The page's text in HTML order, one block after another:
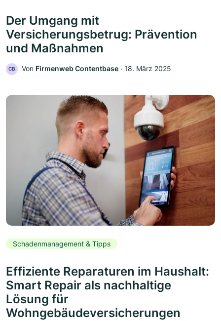
Der Umgang mit
Versicherungsbetrug: Prävention
und Maßnahmen
CB Von Firmenweb Contentbase ‧ 18. März 2025
Schadenmanagement & Tipps
Effiziente Reparaturen im Haushalt:
Smart Repair als nachhaltige
Lösung für
Wohngebäudeversicherungen